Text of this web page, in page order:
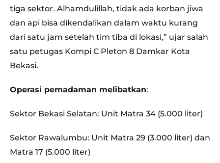
tiga sektor. Alhamdulillah, tidak ada korban jiwa
dan api bisa dikendalikan dalam waktu kurang
dari satu jam setelah tim tiba di lokasi,” ujar salah
satu petugas Kompi C Pleton 8 Damkar Kota
Bekasi.
Operasi pemadaman melibatkan:
Sektor Bekasi Selatan: Unit Matra 34 (5.000 liter)
Sektor Rawalumbu: Unit Matra 29 (3.000 liter) dan
Matra 17 (5.000 liter)